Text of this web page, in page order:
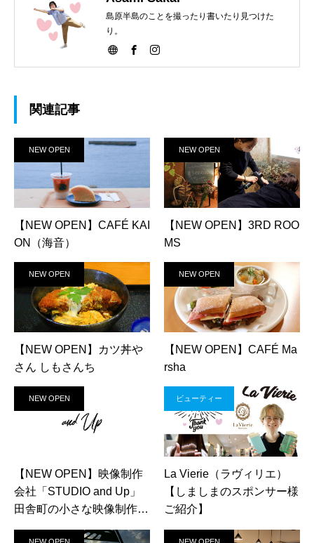
島原半島のことを撮ったり書いたり見つけた
り。
関連記事
NEW OPEN
【NEW OPEN】CAFÉ KAI
ON（海音）
NEW OPEN
【NEW OPEN】3RD ROO
MS
NEW OPEN
【NEW OPEN】カツ丼や
さん しもさんち
NEW OPEN
【NEW OPEN】CAFÉ Ma
rsha
NEW OPEN
【NEW OPEN】映像制作
会社「STUDIO and Up」
田舎町の小さな映像制作会
ビューティー
La Vierie（ラヴィリエ）
【しましまのスポンサー様
ご紹介】